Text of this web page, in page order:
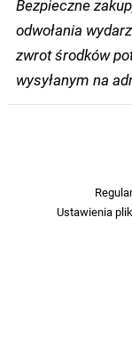
Bezpieczne
odwołania
zwrot środków
wysyłanym na
Ustawienia